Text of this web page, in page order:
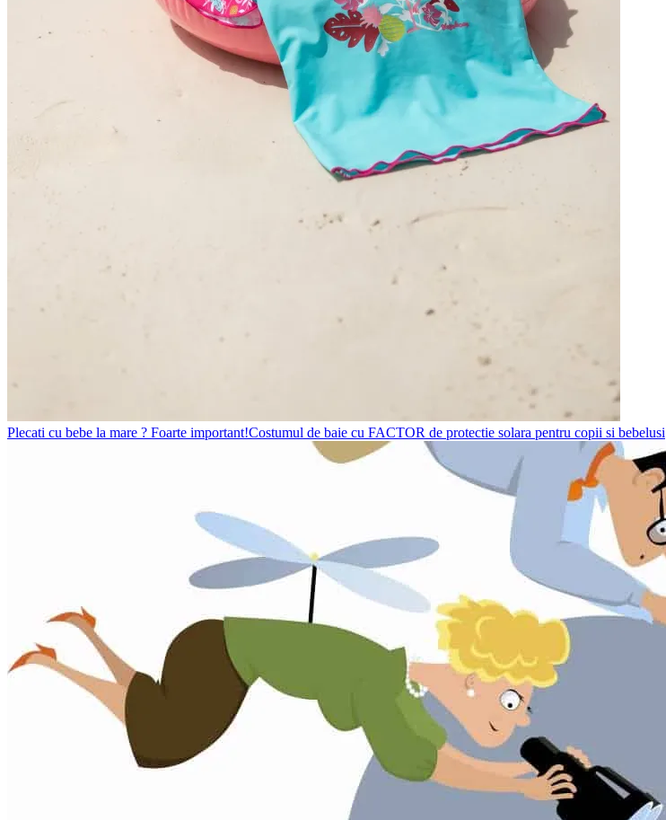
Plecati cu bebe la mare ? Foarte important!Costumul de baie cu FACTOR de protectie solara pentru copii si bebelusi